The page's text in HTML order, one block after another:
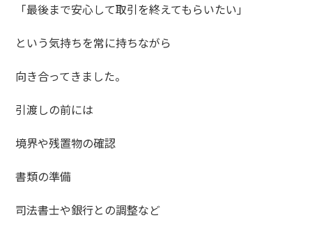
「最後まで安心して取引を終えてもらいたい」
という気持ちを常に持ちながら
向き合ってきました。
引渡しの前には
境界や残置物の確認
書類の準備
司法書士や銀行との調整など